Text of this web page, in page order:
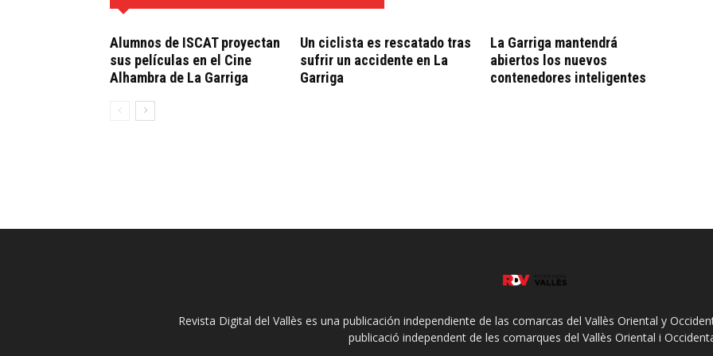
Alumnos de ISCAT proyectan
sus películas en el Cine
Alhambra de La Garriga
Un ciclista es rescatado tras
sufrir un accidente en La
Garriga
La Garriga mantendrá
abiertos los nuevos
contenedores inteligentes
Revista Digital del Vallès es una publicación independiente de las comarcas del Vallès Oriental y
publicació independent de les comarques del Vallès Oriental i